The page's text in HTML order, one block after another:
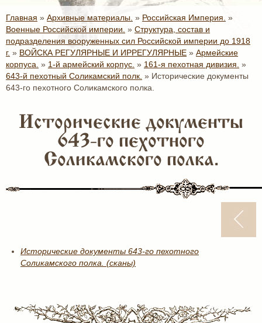
Главная » Архивные материалы. » Российская Империя. »
Военные Российской империи. » Структура, состав и
подразделения вооруженных сил Российской империи до 1918
г. » ВОЙСКА РЕГУЛЯРНЫЕ И ИРРЕГУЛЯРНЫЕ » Армейские
корпуса. » 1-й армейский корпус. » 161-я пехотная дивизия. »
643-й пехотный Соликамский полк. » Исторические документы
643-го пехотного Соликамского полка.
Исторические документы
643-го пехотного
Соликамского полка.
Исторические документы 643-го пехотного
Соликамского полка. (сканы)